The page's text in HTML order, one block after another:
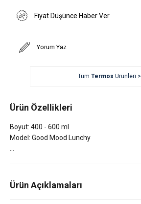
Fiyat Düşünce Haber Ver
Yorum Yaz
TümTermos Ürünleri >
Ürün Özellikleri
Boyut: 400 - 600 ml
Model: Good Mood Lunchy
Ürün Açıklamaları